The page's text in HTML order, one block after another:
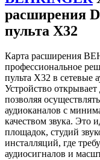
расширения
пульта X32
Карта расширения
профессиональное
пульта X32 в сетевые
Устройство
позволяя
аудиоканалов с
качеством звука. Это
площадок, студий
инсталляций, где
аудиосигналов и